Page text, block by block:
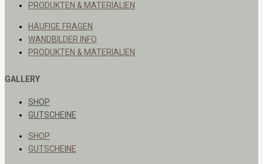
PRODUKTEN & MATERIALIEN
HÄUFIGE FRAGEN
WANDBILDER INFO
PRODUKTEN & MATERIALIEN
GALLERY
SHOP
GUTSCHEINE
SHOP
GUTSCHEINE